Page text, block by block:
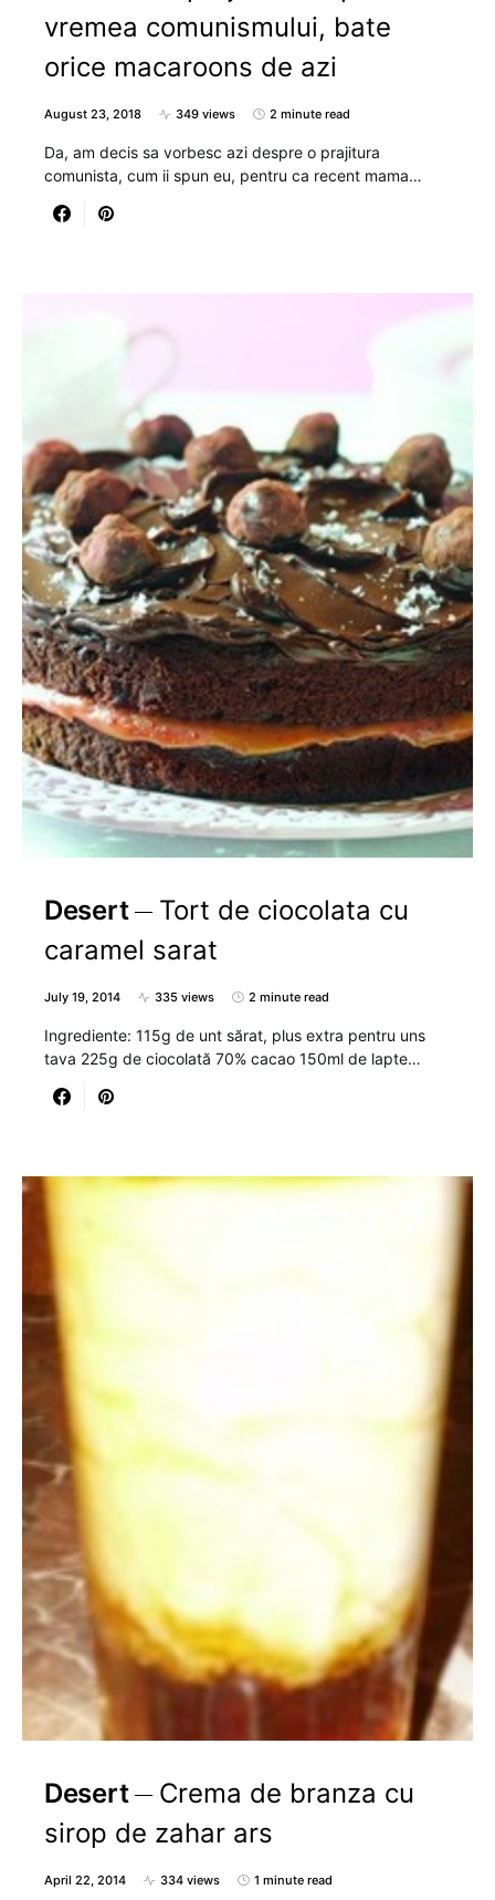
vremea comunismului, bate
orice macaroons de azi
August 23, 2018 349 views 2 minute read
Da, am decis sa vorbesc azi despre o prajitura
comunista, cum ii spun eu, pentru ca recent mama…
Desert
Tort de ciocolata cu
caramel sarat
July 19, 2014 335 views 2 minute read
Ingrediente: 115g de unt sărat, plus extra pentru uns
tava 225g de ciocolată 70% cacao 150ml de lapte…
Desert
Crema de branza cu
sirop de zahar ars
April 22, 2014 334 views 1 minute read